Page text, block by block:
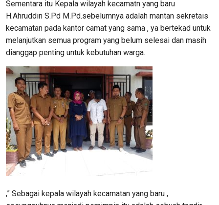
Sementara itu Kepala wilayah kecamatn yang baru
H.Ahruddin S.Pd M.Pd.sebelumnya adalah mantan sekretais
kecamatan pada kantor camat yang sama , ya bertekad untuk
melanjutkan semua program yang belum selesai dan masih
dianggap penting untuk kebutuhan warga.
,” Sebagai kepala wilayah kecamatan yang baru ,